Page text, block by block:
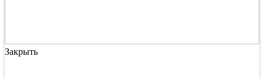
Закрыть